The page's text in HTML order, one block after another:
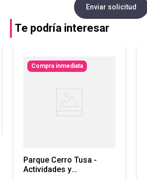
Enviar solicitud
Te podría interesar
Parque Cerro Tusa -
Actividades y
Compra inmediata